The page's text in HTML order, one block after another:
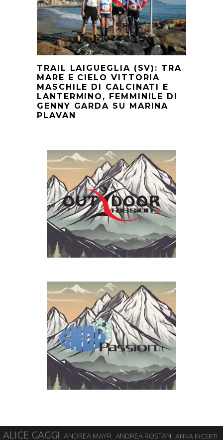
TRAIL LAIGUEGLIA (SV): TRA
MARE E CIELO VITTORIA
MASCHILE DI CALCINATI E
LANTERMINO, FEMMINILE DI
GENNY GARDA SU MARINA
PLAVAN
ALICE GAGGI ANDREA MAYR ANDREA ROSTAN ANNA INCERTI